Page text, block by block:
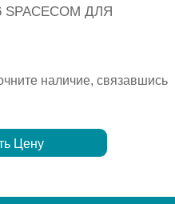
ДЛЯ
наличие, связавшись
Цену